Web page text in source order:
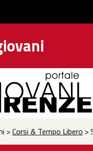
>Corsi & Tempo Libero >